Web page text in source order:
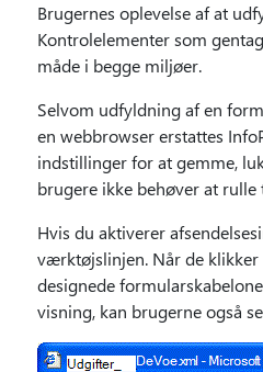
Brugernes oplevelse af at
Kontrolelementer som
måde i begge miljøer.
Selvom udfyldning af en
en webbrowser erstattes
indstillinger for at gemme,
brugere ikke behøver at
Hvis du aktiverer
værktøjslinjen. Når de klikker
designede
visning, kan brugerne også